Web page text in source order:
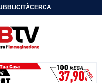
CERCA